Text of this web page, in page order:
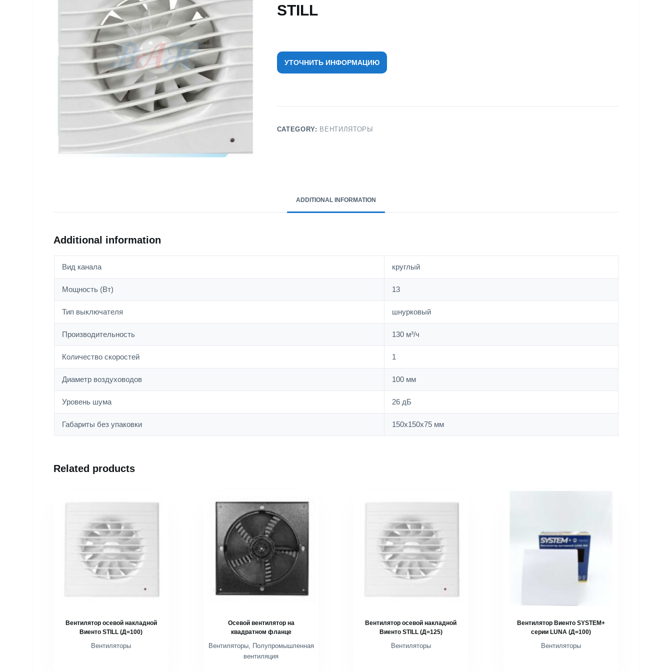
STILL
УТОЧНИТЬ ИНФОРМАЦИЮ
CATEGORY: ВЕНТИЛЯТОРЫ
ADDITIONAL INFORMATION
Additional information
Вид канала круглый
Мощность (Вт) 13
Тип выключателя шнурковый
Производительность 130 м³/ч
Количество скоростей 1
Диаметр воздуховодов 100 мм
Уровень шума 26 дБ
Габариты без упаковки 150х150х75 мм
Related products
Вентилятор осевой накладной
Виенто STILL (Д=100)
Вентиляторы
Осевой вентилятор на
квадратном фланце
Вентиляторы, Полупромышленная
вентиляция
Вентилятор осевой накладной
Виенто STILL (Д=125)
Вентиляторы
Вентилятор Виенто SYSTEM+
серии LUNA (Д=100)
Вентиляторы